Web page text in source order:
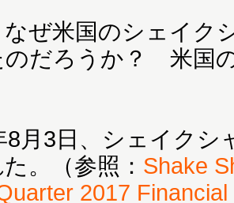
ぜ米国のシェイク
のだろうか？ 米国
月3日、シェイクシ
。（参照： Shake
2017